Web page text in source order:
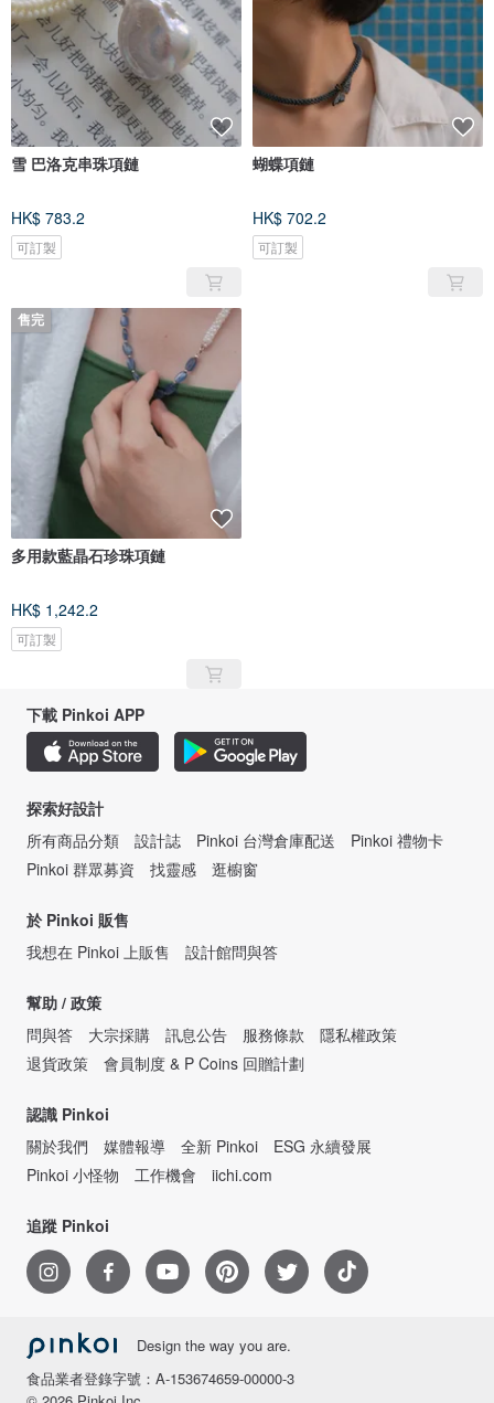
雪 巴洛克串珠項鏈
HK$ 783.2
可訂製
蝴蝶項鏈
HK$ 702.2
可訂製
售完
多用款藍晶石珍珠項鏈
HK$ 1,242.2
可訂製
下載 Pinkoi APP
探索好設計
所有商品分類
設計誌 Pinkoi 台灣倉庫配送
Pinkoi 禮物卡
Pinkoi 群眾募資
找靈感 逛櫥窗
於 Pinkoi 販售
我想在 Pinkoi 上販售
設計館問與答
幫助 / 政策
問與答
大宗採購 訊息公告 服務條款
隱私權政策
退貨政策
會員制度 & P Coins 回贈計劃
認識 Pinkoi
關於我們
媒體報導 全新 Pinkoi
ESG 永續發展
Pinkoi 小怪物
工作機會 iichi.com
追蹤 Pinkoi
Design the way you are.
食品業者登錄字號：A-153674659-00000-3